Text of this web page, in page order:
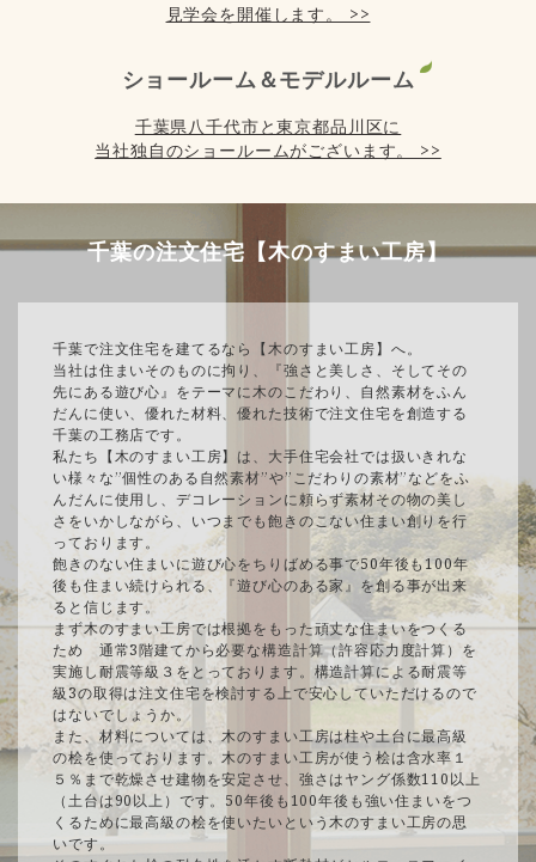
見学会を開催します。 >>
ショールーム＆モデルルーム
千葉県八千代市と東京都品川区に
当社独自のショールームがございます。 >>
千葉の注文住宅【木のすまい工房】
千葉で注文住宅を建てるなら【木のすまい工房】へ。
当社は住まいそのものに拘り、『強さと美しさ、そしてその
先にある遊び心』をテーマに木のこだわり、自然素材をふん
だんに使い、優れた材料、優れた技術で注文住宅を創造する
千葉の工務店です。
私たち【木のすまい工房】は、大手住宅会社では扱いきれな
い様々な”個性のある自然素材”や”こだわりの素材”などをふ
んだんに使用し、デコレーションに頼らず素材その物の美し
さをいかしながら、いつまでも飽きのこない住まい創りを行
っております。
飽きのない住まいに遊び心をちりばめる事で50年後も100年
後も住まい続けられる、『遊び心のある家』を創る事が出来
ると信じます。
まず木のすまい工房では根拠をもった頑丈な住まいをつくる
ため 通常3階建てから必要な構造計算（許容応力度計算）を
実施し耐震等級３をとっております。構造計算による耐震等
級3の取得は注文住宅を検討する上で安心していただけるので
はないでしょうか。
また、材料については、木のすまい工房は柱や土台に最高級
の桧を使っております。木のすまい工房が使う桧は含水率１
５％まで乾燥させ建物を安定させ、強さはヤング係数110以上
（土台は90以上）です。50年後も100年後も強い住まいをつ
くるために最高級の桧を使いたいという木のすまい工房の思
いです。